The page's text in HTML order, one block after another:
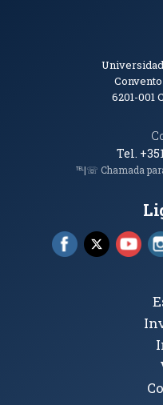
Informações
6201-001
Tel.
℡|☏ Chamada
Facebook
X (abre
Tópicos